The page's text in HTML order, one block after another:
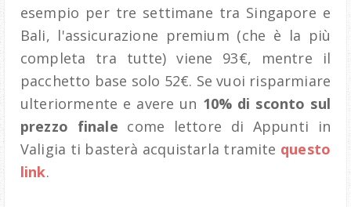
esempio per tre settimane tra Singapore e
Bali, l'assicurazione premium (che è la più
completa tra tutte) viene 93€, mentre il
pacchetto base solo 52€. Se vuoi risparmiare
ulteriormente e avere un 10% di sconto sul
prezzo finale come lettore di Appunti in
Valigia ti basterà acquistarla tramite questo
link.